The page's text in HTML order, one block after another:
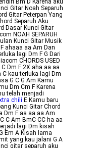
Bm D Karena aku
Gitar Noah Separuh
Gitar Peterpan Yang
Separuh Aku
Dasar Kunci Gitar
NOAH SEPARUH
Kunci Gitar Musik
ahaaa aa Am Dan
lagi Dm F G Dari
CHORDS USED
Dm F 2X aha aa aa
kau terluka lagi Dm
G C G Am Kamu
Dm Cm F Karena
telah menjadi
chili E Kamu baru
Kunci Gitar Chord
Dm F aa aa aa Am
C Am BmC CC ha aa
lagi Dm kisah
Em A Kisah lama
yang kau jalani G A
gitar separuh aku